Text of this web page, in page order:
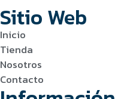
Sitio Web
Inicio
Tienda
Nosotros
Contacto